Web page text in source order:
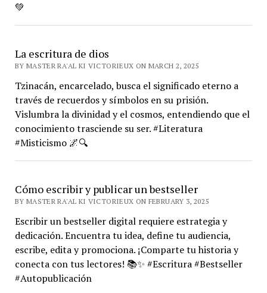
💚
La escritura de dios
BY MASTER RA'AL KI VICTORIEUX ON MARCH 2, 2025
Tzinacán, encarcelado, busca el significado eterno a
través de recuerdos y símbolos en su prisión.
Vislumbra la divinidad y el cosmos, entendiendo que el
conocimiento trasciende su ser. #Literatura
#Misticismo 🌌🔍
Cómo escribir y publicar un bestseller
BY MASTER RA'AL KI VICTORIEUX ON FEBRUARY 3, 2025
Escribir un bestseller digital requiere estrategia y
dedicación. Encuentra tu idea, define tu audiencia,
escribe, edita y promociona. ¡Comparte tu historia y
conecta con tus lectores! 📚✨ #Escritura #Bestseller
#Autopublicación